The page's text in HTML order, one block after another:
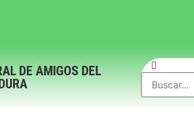
DE AMIGOS DEL